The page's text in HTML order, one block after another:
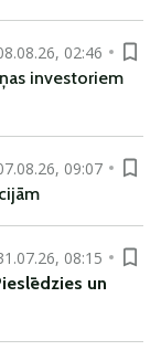
02:46
investoriem
09:07
08:15
un